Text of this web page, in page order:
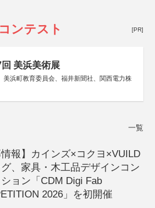
ンテスト [PR]
美浜美術展
美浜町教育委員会、福井新聞社、関西電力株
一覧
情報】カインズ×コクヨ×VUILD
、家具・木工品デザインコン
ョン「CDM Digi Fab
2026」を初開催